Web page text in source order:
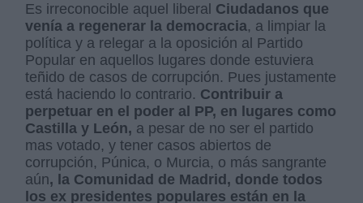
Es irreconocible aquel liberal Ciudadanos que
venía a regenerar la democracia, a limpiar la
política y a relegar a la oposición al Partido
Popular en aquellos lugares donde estuviera
teñido de casos de corrupción. Pues justamente
está haciendo lo contrario. Contribuir a
perpetuar en el poder al PP, en lugares como
Castilla y León, a pesar de no ser el partido
mas votado, y tener casos abiertos de
corrupción, Púnica, o Murcia, o más sangrante
aún, la Comunidad de Madrid, donde todos
los ex presidentes populares están en la